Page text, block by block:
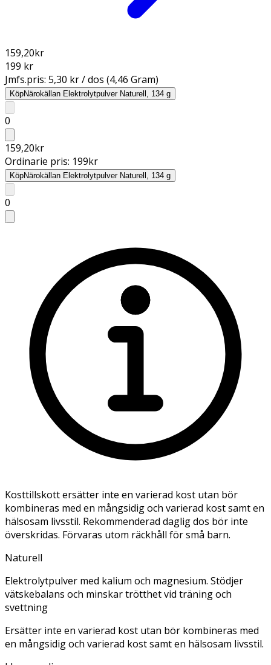
159,20kr
199 kr
Jmfs.pris: 5,30 kr / dos (4,46 Gram)
KöpNärokällan Elektrolytpulver Naturell, 134 g
0
159,20kr
Ordinarie pris: 199kr
KöpNärokällan Elektrolytpulver Naturell, 134 g
0
Kosttillskott ersätter inte en varierad kost utan bör
kombineras med en mångsidig och varierad kost samt en
hälsosam livsstil. Rekommenderad daglig dos bör inte
överskridas. Förvaras utom räckhåll för små barn.
Naturell
Elektrolytpulver med kalium och magnesium. Stödjer
vätskebalans och minskar trötthet vid träning och
svettning
Ersätter inte en varierad kost utan bör kombineras med
en mångsidig och varierad kost samt en hälsosam livsstil.